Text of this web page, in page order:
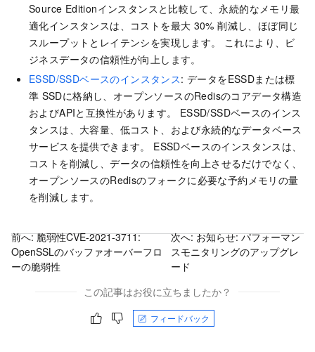
Source Editionインスタンスと比較して、永続的なメモリ最
適化インスタンスは、コストを最大 30% 削減し、ほぼ同じ
スループットとレイテンシを実現します。 これにより、ビ
ジネスデータの信頼性が向上します。
ESSD/SSDベースのインスタンス: データをESSDまたは標
準 SSDに格納し、オープンソースのRedisのコアデータ構造
およびAPIと互換性があります。 ESSD/SSDベースのインス
タンスは、大容量、低コスト、および永続的なデータベース
サービスを提供できます。 ESSDベースのインスタンスは、
コストを削減し、データの信頼性を向上させるだけでなく、
オープンソースのRedisのフォークに必要な予約メモリの量
を削減します。
前へ:脆弱性CVE-2021-3711:
OpenSSLのバッファオーバーフロ
ーの脆弱性
次へ:お知らせ: パフォーマン
スモニタリングのアップグレ
ード
この記事はお役に立ちましたか？
フィードバック